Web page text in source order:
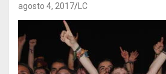
agosto 4, 2017 LC